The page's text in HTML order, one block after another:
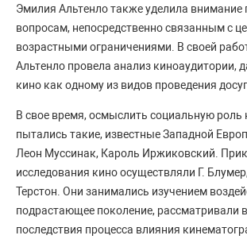
Эмилия Альтенло также уделила
вопросам, непосредственно связанным с
возрастными ограничениями. В своей
Альтенло провела анализ киноаудитории,
кино как одному из видов проведения
В свое время, осмыслить социальную роль
пытались такие, известные Западной
Леон Муссинак, Кароль Иржиковский.
исследования кино осуществляли Г.
Терстон. Они занимались изучением
подрастающее поколение, рассматривали
последствия процесса влияния